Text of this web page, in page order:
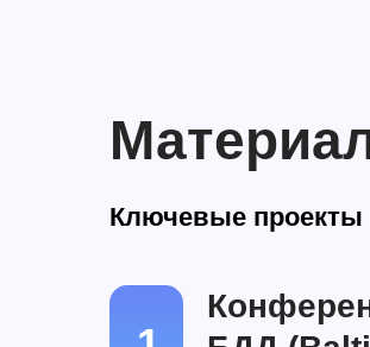
Ключевые проекты